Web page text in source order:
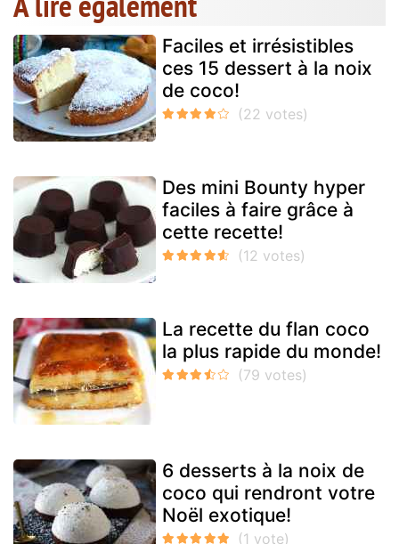
Faciles et irrésistibles
ces 15 dessert à la noix
de coco!
Des mini Bounty hyper
faciles à faire grâce à
cette recette!
La recette du flan coco
la plus rapide du monde!
6 desserts à la noix de
coco qui rendront votre
Noël exotique!